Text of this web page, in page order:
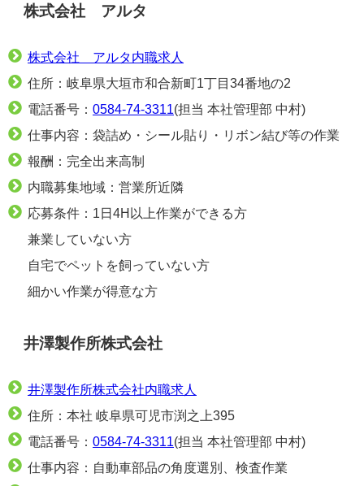
株式会社 アルタ
株式会社 アルタ内職求人
住所：岐阜県大垣市和合新町1丁目34番地の2
電話番号： 0584-74-3311(担当 本社管理部 中村)
仕事内容：袋詰め・シール貼り・リボン結び等の作業
報酬：完全出来高制
内職募集地域：営業所近隣
応募条件：1日4H以上作業ができる方
兼業していない方
自宅でペットを飼っていない方
細かい作業が得意な方
井澤製作所株式会社
井澤製作所株式会社内職求人
住所：本社 岐阜県可児市渕之上395
電話番号： 0584-74-3311(担当 本社管理部 中村)
仕事内容：自動車部品の角度選別、検査作業